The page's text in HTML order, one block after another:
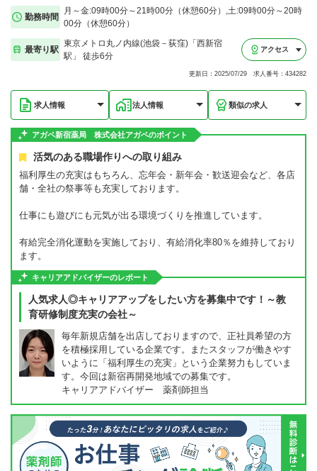
勤務時間
月～金:09時00分～21時00分（休憩60分）,土:09時00分～20時
00分（休憩60分）
最寄り駅
東京メトロ丸ノ内線(池袋－荻窪)「西新宿
駅」 徒歩6分
アクセス
更新日：2025/07/29 求人番号：434282
求人情報 法人情報 類似の求人
アガペ新宿薬局 株式会社アガペのポイント
活気のある職場作りへの取り組み
福利厚生の充実はもちろん、忘年会・新年会・歓送迎会など、各店
舗・全社の祭事等も充実しております。
仕事にも遊びにも元気が出る環境づくりを推進しています。
有給完全消化運動を実施しており、有給消化率80％を維持しており
ます。
キャリアアドバイザーのレポート
人気求人◎キャリアアップをしたい方を募集中です！～教
育研修制度充実の会社～
毎年新規店舗を出店しておりますので、正社員希望の方
を積極採用している企業です。またスタッフが働きやす
いように「福利厚生の充実」という企業努力もしていま
す。今回は新宿再開発地域での募集です。
キャリアアドバイザー 薬剤師担当